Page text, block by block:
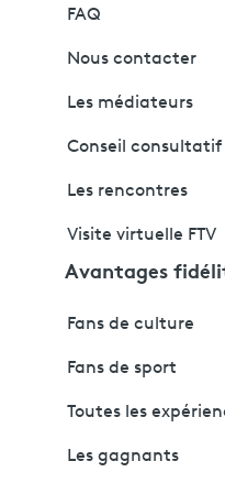
FAQ
Nous contacter
Les médiateurs
Conseil
Les rencontres
Visite virtuelle FTV
Avantages
Fans de culture
Fans de sport
Toutes les
Les gagnants